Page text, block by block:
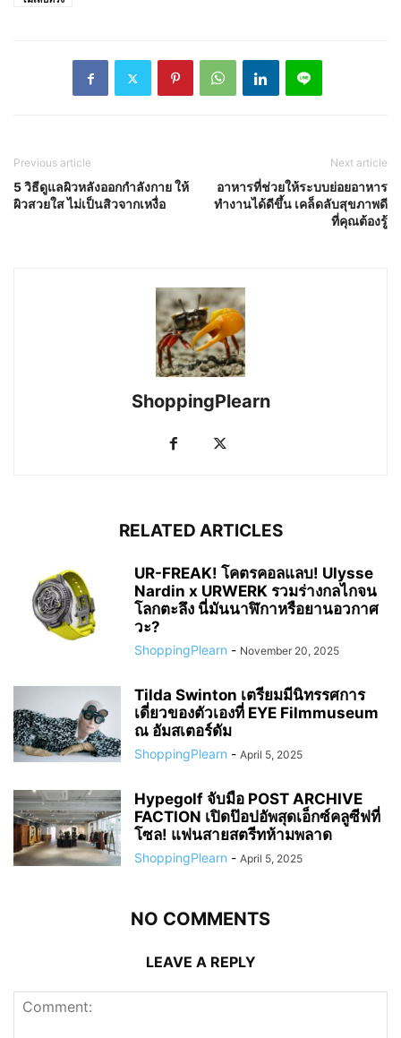
Previous article
5 วิธีดูแลผิวหลังออกกำลังกาย ให้
ผิวสวยใส ไม่เป็นสิวจากเหงื่อ
Next article
อาหารที่ช่วยให้ระบบย่อยอาหาร
ทำงานได้ดีขึ้น เคล็ดลับสุขภาพดี
ที่คุณต้องรู้
ShoppingPlearn
RELATED ARTICLES
UR-FREAK! โคตรคอลแลบ! Ulysse
Nardin x URWERK รวมร่างกลไกจน
โลกตะลึง นี่มันนาฬิกาหรือยานอวกาศ
วะ?
ShoppingPlearn - November 20, 2025
Tilda Swinton เตรียมมีนิทรรศการ
เดี่ยวของตัวเองที่ EYE Filmmuseum
ณ อัมสเตอร์ดัม
ShoppingPlearn - April 5, 2025
Hypegolf จับมือ POST ARCHIVE
FACTION เปิดป๊อปอัพสุดเอ็กซ์คลูซีฟที่
โซล! แฟนสายสตรีทห้ามพลาด
ShoppingPlearn - April 5, 2025
NO COMMENTS
LEAVE A REPLY